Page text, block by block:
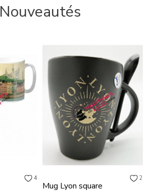
Nouveautés
4 2
Mug Lyon square